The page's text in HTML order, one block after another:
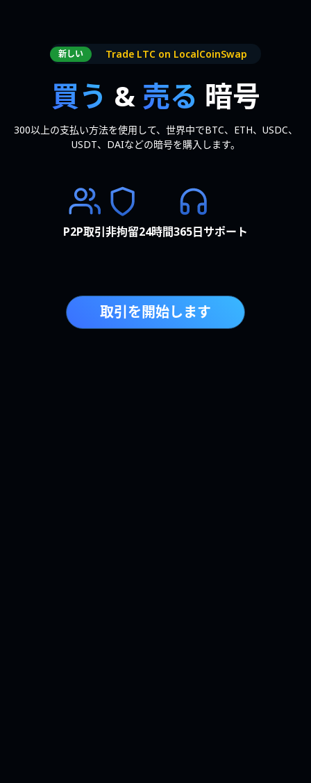
新しい Trade LTC on LocalCoinSwap
買う & 売る 暗号
300以上の支払い方法を使用して、世界中でBTC、ETH、USDC、
USDT、DAIなどの暗号を購入します。
P2P取引非拘留24時間365日サポート
取引を開始します